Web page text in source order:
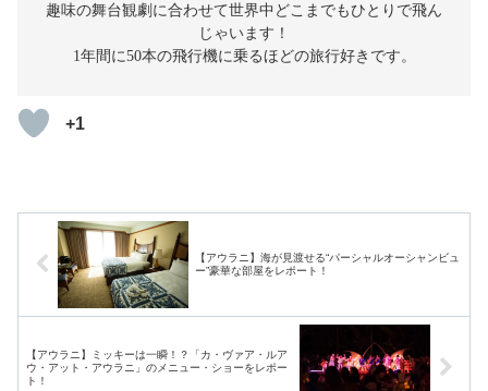
趣味の舞台観劇に合わせて世界中どこまでもひとりで飛ん
じゃいます！
1年間に50本の飛行機に乗るほどの旅行好きです。
+1
【アウラニ】海が見渡せる“パーシャルオーシャンビュ
ー”豪華な部屋をレポート！
【アウラニ】ミッキーは一瞬！？「カ・ヴァア・ルア
ウ・アット・アウラニ」のメニュー・ショーをレポー
ト！